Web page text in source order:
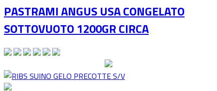
PASTRAMI ANGUS USA CONGELATO
SOTTOVUOTO 1200GR CIRCA